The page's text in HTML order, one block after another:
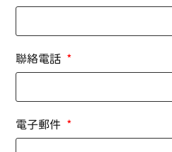
聯絡電話
電子郵件